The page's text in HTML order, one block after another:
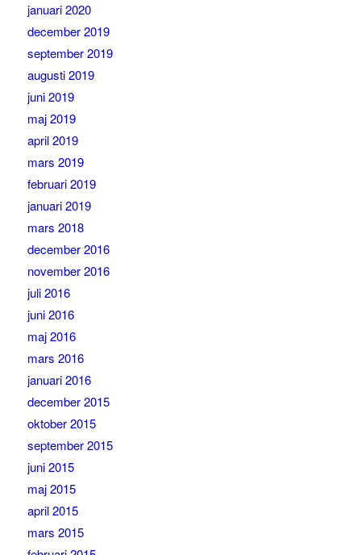
januari 2020
december 2019
september 2019
augusti 2019
juni 2019
maj 2019
april 2019
mars 2019
februari 2019
januari 2019
mars 2018
december 2016
november 2016
juli 2016
juni 2016
maj 2016
mars 2016
januari 2016
december 2015
oktober 2015
september 2015
juni 2015
maj 2015
april 2015
mars 2015